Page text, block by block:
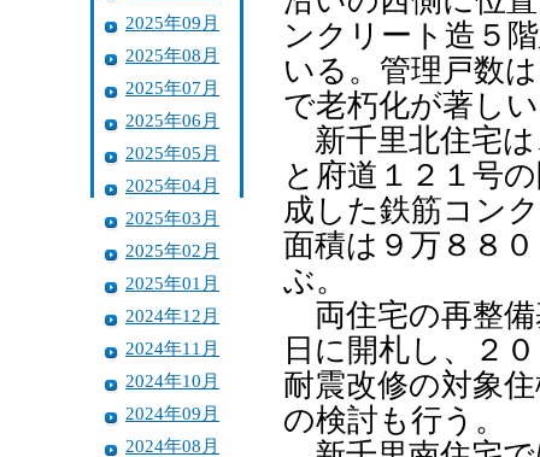
2025年09月
2025年08月
2025年07月
2025年06月
2025年05月
2025年04月
2025年03月
2025年02月
2025年01月
2024年12月
2024年11月
2024年10月
2024年09月
2024年08月
ンクリート造５
いる。管理戸数
で老朽化が著し
新千里北住宅は
と府道１２１号
成した鉄筋コン
面積は９万８８
ぶ。
両住宅の再整備
日に開札し、２
耐震改修の対象
の検討も行う。